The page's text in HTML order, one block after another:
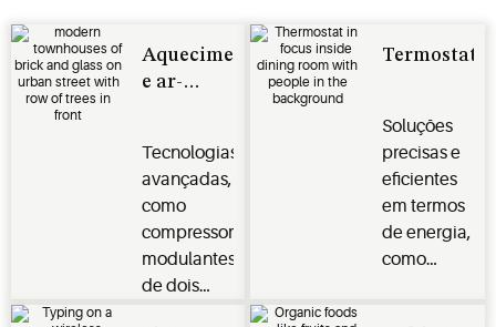
Aquecimento
e ar-
Tecnologias
avançadas,
como
compressores
modulantes,
de dois
Termostatos
Soluções
precisas e
eficientes
em termos
de energia,
como